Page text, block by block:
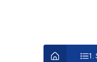
1.